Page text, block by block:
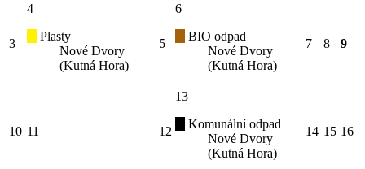
3
4
Plasty
Nové Dvory
(Kutná Hora)
5
6
BIO odpad
Nové Dvory
(Kutná Hora)
7 8 9
10 11 12
13
Komunální odpad
Nové Dvory
(Kutná Hora)
14 15 16